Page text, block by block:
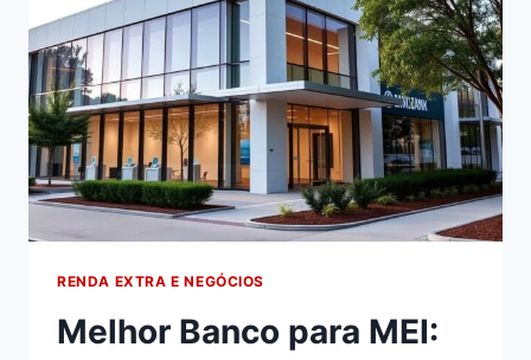
RENDA EXTRA E NEGÓCIOS
Melhor Banco para MEI: